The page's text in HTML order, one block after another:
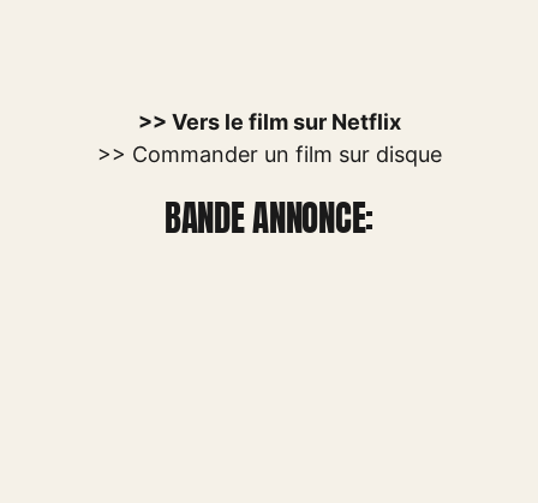
>> Vers le film sur Netflix
>> Commander un film sur disque
BANDE ANNONCE: